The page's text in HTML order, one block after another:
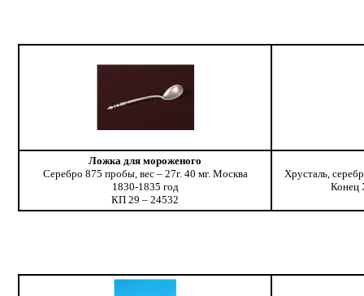
Ложка для мороженого
Серебро 875 пробы, вес – 27г. 40 мг. Москва
1830-1835 год
КП 29 – 24532
Хрусталь,
Конец